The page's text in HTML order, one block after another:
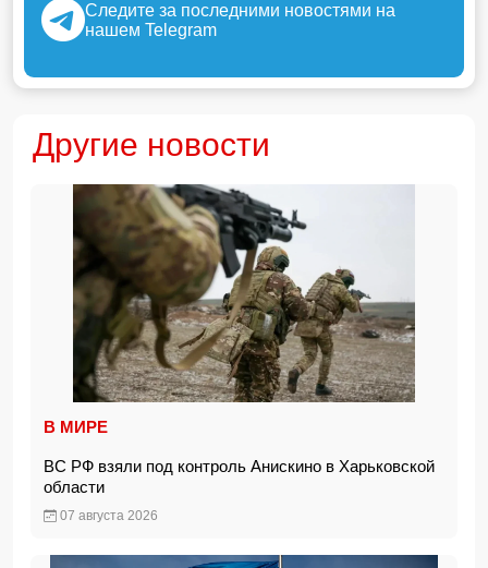
Следите за последними новостями на
нашем Telegram
Другие новости
В МИРЕ
ВС РФ взяли под контроль Анискино в Харьковской
области
07 августа 2026